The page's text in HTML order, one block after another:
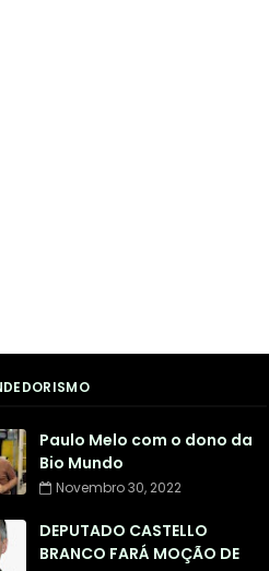
Paulo Melo com o dono da
Bio Mundo
Novembro 30, 2022
DEPUTADO CASTELLO
BRANCO FARÁ MOÇÃO DE